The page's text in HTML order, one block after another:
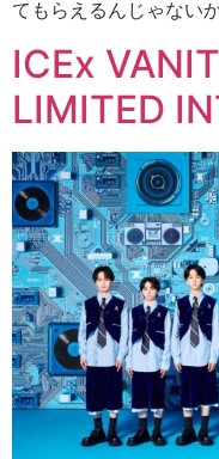
てもらえるんじゃないか
ICEx
LIMITED